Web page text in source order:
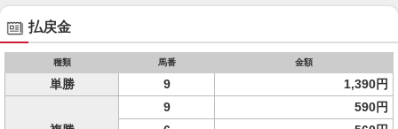
払戻金
種類 馬番 金額
単勝 9 1,390円
9
590円